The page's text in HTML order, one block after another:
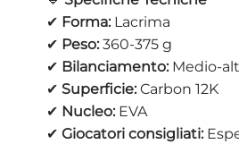
✔ Forma:Lacrima
✔ Peso:360-375 g
✔ Bilanciamento:Medio-
✔ Superficie:Carbon 12K
✔ Nucleo:EVA
✔ Giocatori consigliati: